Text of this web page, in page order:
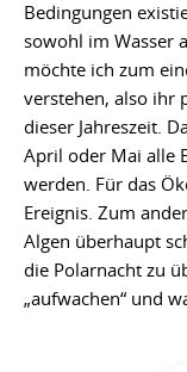
Bedingungen
sowohl im Wasser
möchte ich zum
verstehen, also ihr
dieser Jahreszeit.
April oder Mai alle
werden. Für das
Ereignis. Zum
Algen überhaupt
die Polarnacht zu
„aufwachen“ und